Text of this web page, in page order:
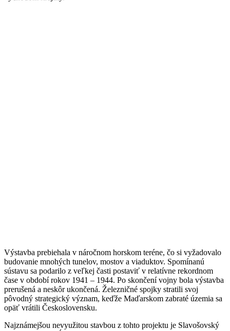
Výstavba prebiehala v náročnom horskom teréne, čo si vyžadovalo
budovanie mnohých tunelov, mostov a viaduktov. Spomínanú
sústavu sa podarilo z veľkej časti postaviť v relatívne rekordnom
čase v období rokov 1941 – 1944. Po skončení vojny bola výstavba
prerušená a neskôr ukončená. Železničné spojky stratili svoj
pôvodný strategický význam, keďže Maďarskom zabraté územia sa
opäť vrátili Československu.
Najznámejšou nevyužitou stavbou z tohto projektu je Slavošovský